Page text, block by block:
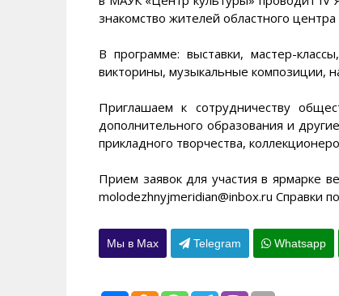
знакомство жителей областного
В программе: выставки, мастер-
викторины, музыкальные композиции,
Приглашаем к сотрудничеству
дополнительного образования и
прикладного творчества,
Прием заявок для участия в ярмарке
molodezhnyjmeridian@inbox.ru Справки
Мы в Max Telegram Whatsapp